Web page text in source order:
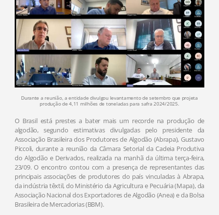
Durante a reunião, a entidade divulgou levantamento de setembro que projeta
produção de 4,11 milhões de toneladas para safra 2024/2025.
O Brasil está prestes a bater mais um recorde na produção de
algodão, segundo estimativas divulgadas pelo presidente da
Associação Brasileira dos Produtores de Algodão (Abrapa), Gustavo
Piccoli, durante a reunião da Câmara Setorial da Cadeia Produtiva
do Algodão e Derivados, realizada na manhã da última terça-feira,
23/09. O encontro contou com a presença de representantes das
principais associações de produtores do país vinculadas à Abrapa,
da indústria têxtil, do Ministério da Agricultura e Pecuária (Mapa), da
Associação Nacional dos Exportadores de Algodão (Anea) e da Bolsa
Brasileira de Mercadorias (BBM).